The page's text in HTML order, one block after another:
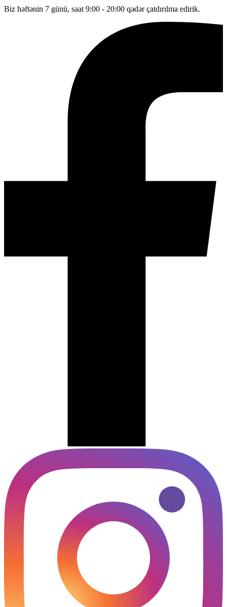
Biz həftənin 7 günü, saat 9:00 - 20:00 qədər çatdırılma edirik.